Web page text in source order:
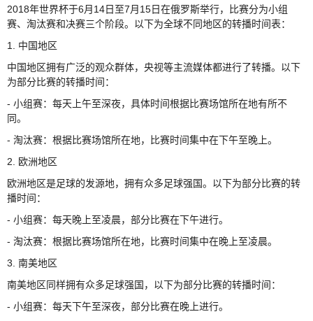
2018年世界杯于6月14日至7月15日在俄罗斯举行，比赛分为小组
赛、淘汰赛和决赛三个阶段。以下为全球不同地区的转播时间表：
1. 中国地区
中国地区拥有广泛的观众群体，央视等主流媒体都进行了转播。以下
为部分比赛的转播时间：
- 小组赛：每天上午至深夜，具体时间根据比赛场馆所在地有所不
同。
- 淘汰赛：根据比赛场馆所在地，比赛时间集中在下午至晚上。
2. 欧洲地区
欧洲地区是足球的发源地，拥有众多足球强国。以下为部分比赛的转
播时间：
- 小组赛：每天晚上至凌晨，部分比赛在下午进行。
- 淘汰赛：根据比赛场馆所在地，比赛时间集中在晚上至凌晨。
3. 南美地区
南美地区同样拥有众多足球强国，以下为部分比赛的转播时间：
- 小组赛：每天下午至深夜，部分比赛在晚上进行。